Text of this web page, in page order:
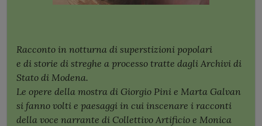
Racconto in notturna di superstizioni popolari
e di storie di streghe a processo tratte dagli Archivi di
Stato di Modena.
Le opere della mostra di Giorgio Pini e Marta Galvan
si fanno volti e paesaggi in cui inscenare i racconti
della voce narrante di Collettivo Artificio e Monica